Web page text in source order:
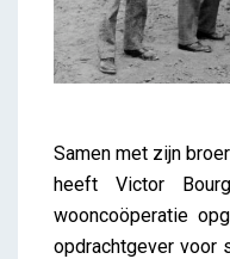
Samen met zijn
heeft Victor
wooncoöperatie
opdrachtgever voor